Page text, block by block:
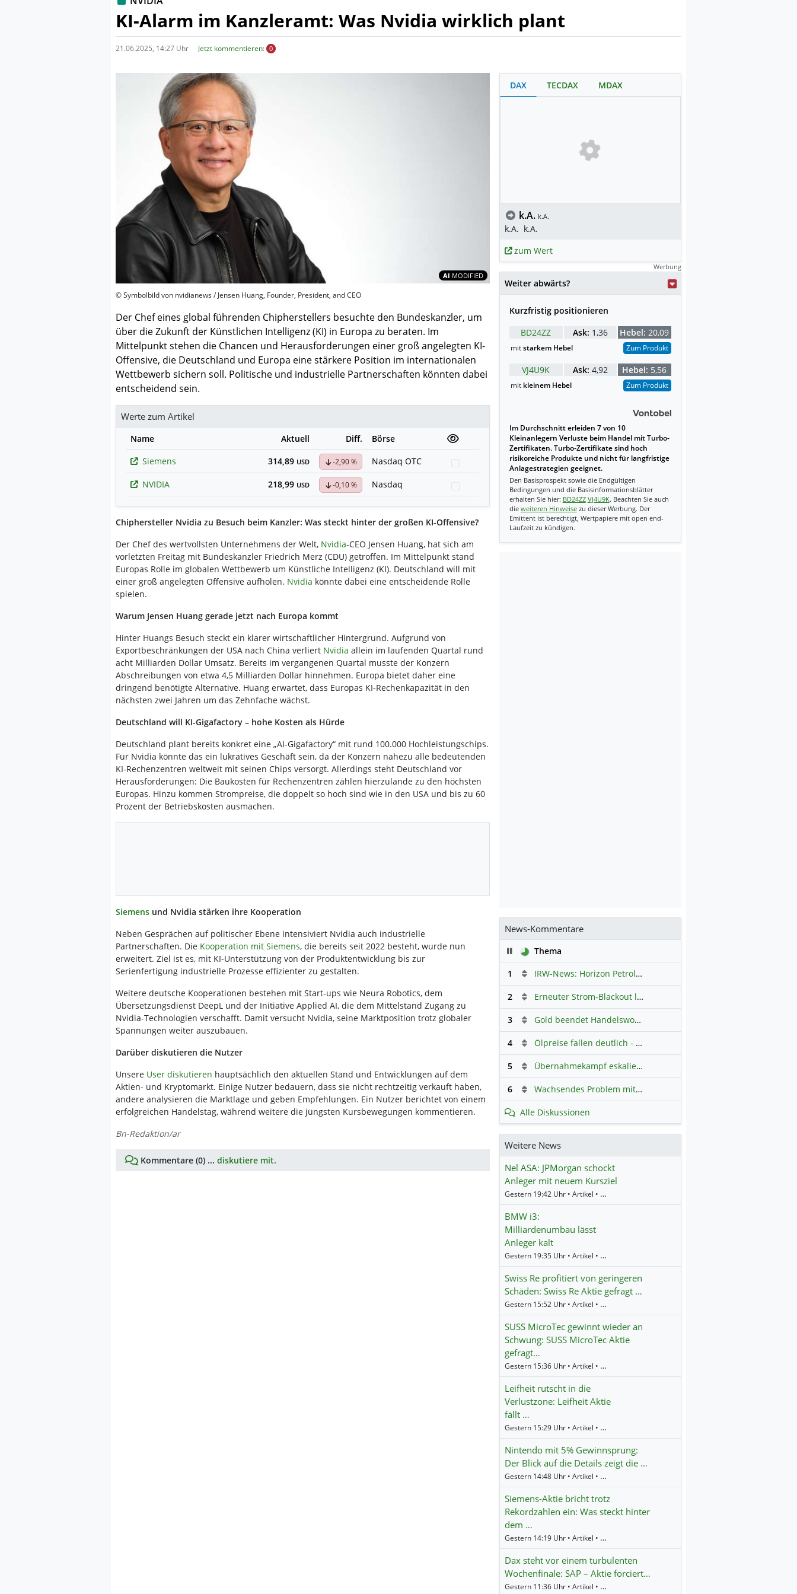
KI-Alarm im Kanzleramt: Was Nvidia wirklich plant
21.06.2025, 14:27 Uhr Jetzt kommentieren: 0
AI MODIFIED Inhalte teilweise mit KI erstellt.
© Symbolbild von nvidianews / Jensen Huang, Founder, President, and CEO
Der Chef eines global führenden Chipherstellers besuchte den Bundeskanzler, um
über die Zukunft der Künstlichen Intelligenz (KI) in Europa zu beraten. Im
Mittelpunkt stehen die Chancen und Herausforderungen einer groß angelegten KI-
Offensive, die Deutschland und Europa eine stärkere Position im internationalen
Wettbewerb sichern soll. Politische und industrielle Partnerschaften könnten dabei
entscheidend sein.
Werte zum Artikel
Name Aktuell Diff.
Börse
Siemens
314,89 USD -2,90 % Nasdaq OTC
NVIDIA
218,99 USD -0,10 % Nasdaq
Chiphersteller Nvidia zu Besuch beim Kanzler: Was steckt hinter der großen KI-Offensive?
Der Chef des wertvollsten Unternehmens der Welt, Nvidia-CEO Jensen Huang, hat sich am
vorletzten Freitag mit Bundeskanzler Friedrich Merz (CDU) getroffen. Im Mittelpunkt stand
Europas Rolle im globalen Wettbewerb um Künstliche Intelligenz (KI). Deutschland will mit
einer groß angelegten Offensive aufholen. Nvidia könnte dabei eine entscheidende Rolle
spielen.
Warum Jensen Huang gerade jetzt nach Europa kommt
Hinter Huangs Besuch steckt ein klarer wirtschaftlicher Hintergrund. Aufgrund von
Exportbeschränkungen der USA nach China verliert Nvidia allein im laufenden Quartal rund
acht Milliarden Dollar Umsatz. Bereits im vergangenen Quartal musste der Konzern
Abschreibungen von etwa 4,5 Milliarden Dollar hinnehmen. Europa bietet daher eine
dringend benötigte Alternative. Huang erwartet, dass Europas KI-Rechenkapazität in den
nächsten zwei Jahren um das Zehnfache wächst.
Deutschland will KI-Gigafactory – hohe Kosten als Hürde
Deutschland plant bereits konkret eine „AI-Gigafactory“ mit rund 100.000 Hochleistungschips.
Für Nvidia könnte das ein lukratives Geschäft sein, da der Konzern nahezu alle bedeutenden
KI-Rechenzentren weltweit mit seinen Chips versorgt. Allerdings steht Deutschland vor
Herausforderungen: Die Baukosten für Rechenzentren zählen hierzulande zu den höchsten
Europas. Hinzu kommen Strompreise, die doppelt so hoch sind wie in den USA und bis zu 60
Prozent der Betriebskosten ausmachen.
Siemens und Nvidia stärken ihre Kooperation
Neben Gesprächen auf politischer Ebene intensiviert Nvidia auch industrielle
Partnerschaften. Die Kooperation mit Siemens, die bereits seit 2022 besteht, wurde nun
erweitert. Ziel ist es, mit KI-Unterstützung von der Produktentwicklung bis zur
Serienfertigung industrielle Prozesse effizienter zu gestalten.
Weitere deutsche Kooperationen bestehen mit Start-ups wie Neura Robotics, dem
Übersetzungsdienst DeepL und der Initiative Applied AI, die dem Mittelstand Zugang zu
Nvidia-Technologien verschafft. Damit versucht Nvidia, seine Marktposition trotz globaler
Spannungen weiter auszubauen.
Darüber diskutieren die Nutzer
Unsere User diskutieren hauptsächlich den aktuellen Stand und Entwicklungen auf dem
Aktien- und Kryptomarkt. Einige Nutzer bedauern, dass sie nicht rechtzeitig verkauft haben,
andere analysieren die Marktlage und geben Empfehlungen. Ein Nutzer berichtet von einem
erfolgreichen Handelstag, während weitere die jüngsten Kursbewegungen kommentieren.
Bn-Redaktion/ar
Kommentare (0) ... diskutiere mit.
DAX TECDAX MDAX
k.A. k.A.
k.A. k.A.
zum Wert
Werbung
Weiter abwärts?
Kurzfristig positionieren
BD24ZZ
Ask: 1,36 Hebel: 20,09
mitstarkem Hebel Zum Produkt
VJ4U9K Ask: 4,92 Hebel: 5,56
mit kleinem Hebel Zum Produkt
Im Durchschnitt erleiden 7 von 10
Kleinanlegern Verluste beim Handel mit Turbo-
Zertifikaten. Turbo-Zertifikate sind hoch
risikoreiche Produkte und nicht für langfristige
Anlagestrategien geeignet.
Den Basisprospekt sowie die Endgültigen
Bedingungen und die Basisinformationsblätter
erhalten Sie hier: BD24ZZ VJ4U9K. Beachten Sie auch
die weiteren Hinweisezu dieser Werbung. Der
Emittent ist berechtigt, Wertpapiere mit open end-
Laufzeit zu kündigen.
News-Kommentare
PauseThema
1
IRW-News: Horizon Petroleum Ltd. : Horizon Petroleum beginnt mit der Testförderung im Projekt Lachowice in Polen und schließt die Platzierung einer überzeichneten Wandelanleihe ab
2 Erneuter Strom-Blackout legt ganz Kuba lahm
3 Gold beendet Handelswoche mit Knall: Barrick Mining – Ist diese Aktie wieder ein Kauf?
4 Ölpreise fallen deutlich - Fortschritte zwischen USA und Iran belasten
5 Übernahmekampf eskaliert: Wird die Commerzbank italienisch?
6 Wachsendes Problem mit kriminellen Kunden im Online-Handel
Alle Diskussionen
Weitere News
Nel ASA: JPMorgan schockt
Anleger mit neuem Kursziel
Gestern 19:42 Uhr • Artikel • BörsenNEWS.de
BMW i3:
Milliardenumbau lässt
Anleger kalt
Gestern 19:35 Uhr • Artikel • BörsenNEWS.de
Swiss Re profitiert von geringeren
Schäden: Swiss Re Aktie gefragt …
Gestern 15:52 Uhr • Artikel • BörsenNEWS.de
SUSS MicroTec gewinnt wieder an
Schwung: SUSS MicroTec Aktie
gefragt…
Gestern 15:36 Uhr • Artikel • BörsenNEWS.de
Leifheit rutscht in die
Verlustzone: Leifheit Aktie
fällt …
Gestern 15:29 Uhr • Artikel • BörsenNEWS.de
Nintendo mit 5% Gewinnsprung:
Der Blick auf die Details zeigt die …
Gestern 14:48 Uhr • Artikel • BörsenNEWS.de
Siemens-Aktie bricht trotz
Rekordzahlen ein: Was steckt hinter
dem …
Gestern 14:19 Uhr • Artikel • BörsenNEWS.de
Dax steht vor einem turbulenten
Wochenfinale: SAP – Aktie forciert…
Gestern 11:36 Uhr • Artikel • BörsenNEWS.de